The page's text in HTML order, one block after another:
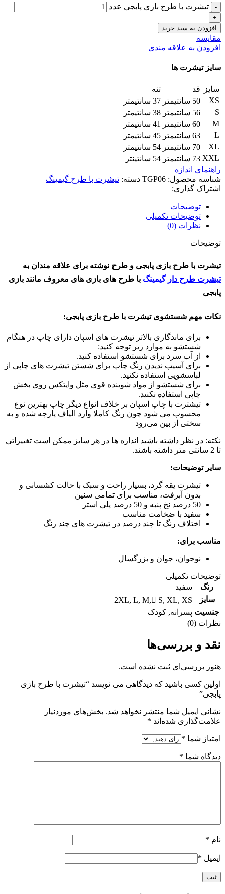
تیشرت با طرح بازی پابجی عدد
افزودن به سبد خرید
مقایسه
افزودن به علاقه مندی
سایز تیشرت ها
سایز قد
تنه
XS
50 سانتیمتر
37 سانتیمتر
S
56 سانتیمتر
38 سانتیمتر
M
60 سانتیمتر
41 سانتیمتر
L
63 سانتیمتر
45 سانتیمتر
XL
70 سانتیمتر
54 سانتیمتر
XXL 73 سانتیمتر
54 سانتینتر
راهنمای اندازه
شناسه محصول: TGP06 دسته: تیشرت با طرح گیمینگ
اشتراک گذاری:
توضیحات
توضیحات تکمیلی
نظرات (0)
توضیحات
تیشرت با طرح بازی پابجی و طرح نوشته برای علاقه مندان به
تیشرت طرح دار گیمینگ با طرح های بازی های معروف مانند بازی
پابجی
نکات مهم شستشوی تیشرت با طرح بازی پابجی:
برای ماندگاری بالاتر تیشرت های اسپان دارای چاپ در هنگام
شستشو به موارد زیر توجه کنید:
از آب سرد برای شستشو استفاده کنید.
برای آسیب ندیدن رنگ چاپ برای شستن تیشرت های چاپی از
لباسشویی استفاده نکنید.
برای شستشو از مواد شوینده قوی مثل وایتکس روی بخش
چاپی استفاده نکنید.
تیشترت با چاپ اسپان بر خلاف انواع دیگر چاپ بهترین نوع
محسوب می شود چون رنگ کاملا وارد الیاف پارچه شده و به
سختی از بین می‌رود
نکته: در نظر داشته باشید اندازه ها در هر سایز ممکن است تغییراتی
تا 2 سانتی متر داشته باشند.
سایر توضیحات:
تیشرت یقه گرد، بسیار راحت و سبک با حالت کشسانی و
بدون آبرفت، مناسب برای تمامی سنین
50 درصد نخ پنبه و 50 درصد پلی استر
سفید با ضخامت مناسب
اختلاف رنگ تا چند درصد در تیشرت های چند رنگ
مناسب برای:
نوجوان، جوان و بزرگسال
توضیحات تکمیلی
رنگ
سفید
سایز
2XL, L, M, ُS, XL, XS
جنسیت پسرانه, کودک
نظرات (0)
نقد و بررسی‌ها
هنوز بررسی‌ای ثبت نشده است.
اولین کسی باشید که دیدگاهی می نویسد “تیشرت با طرح بازی
پابجی”
نشانی ایمیل شما منتشر نخواهد شد. بخش‌های موردنیاز
علامت‌گذاری شده‌اند *
امتیاز شما *
دیدگاه شما *
نام *
ایمیل *